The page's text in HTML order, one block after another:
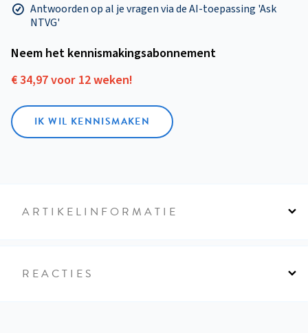
Antwoorden op al je vragen via de AI-toepassing 'Ask
NTVG'
Neem het kennismakings­abonnement
€ 34,97 voor 12 weken!
IK WIL KENNISMAKEN
ARTIKELINFORMATIE
REACTIES